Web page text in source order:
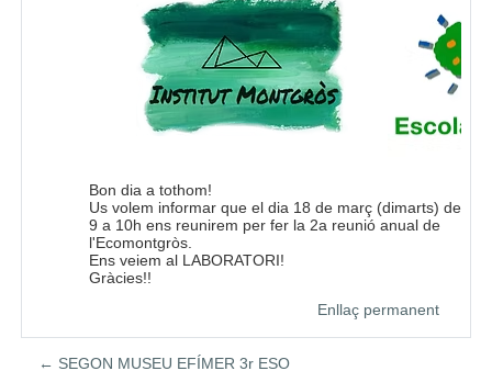
Bon dia a tothom!
Us volem informar que el dia 18 de març (dimarts) de
9 a 10h ens reunirem per fer la 2a reunió anual de
l'Ecomontgròs.
Ens veiem al LABORATORI!
Gràcies!!
Enllaç permanent
← SEGON MUSEU EFÍMER 3r ESO